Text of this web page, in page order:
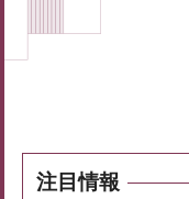
注目情報